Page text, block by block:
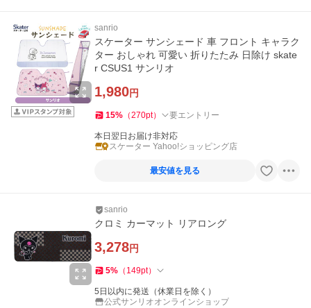
sanrio
スケーター サンシェード 車 フロント キャラク
ター おしゃれ 可愛い 折りたたみ 日除け skate
r CSUS1 サンリオ
1,980円
15% （270pt） 要エントリー
本日翌日お届け非対応
スケーター Yahoo!ショッピング店
最安値を見る
sanrio
クロミ カーマット リアロング
3,278円
5% （ 149pt）
5日以内に発送（休業日を除く）
公式サンリオオンラインショップ